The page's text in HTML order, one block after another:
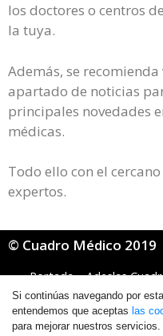
los doctores o centros
la tuya.
Además, se
apartado de noticias
principales novedades
médicas.
Todo ello con el
expertos.
© Cuadro Médico 2019
Portada»Adeslas
Basico»
Si continúas navegando por
entendemos que aceptas las
para mejorar nuestros servicios.